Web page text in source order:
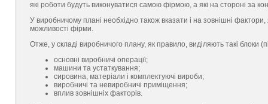
які роботи будуть виконуватися самою фірмою, а які на стороні за
У виробничому плані необхідно також вказати і на зовнішні
можливості фірми.
Отже, у складі виробничого плану, як правило, виділяють такі блоки
основні виробничі операції;
машини та устаткування;
сировина, матеріали і комплектуючі вироби;
виробничі та невиробничі приміщення;
вплив зовнішніх факторів.